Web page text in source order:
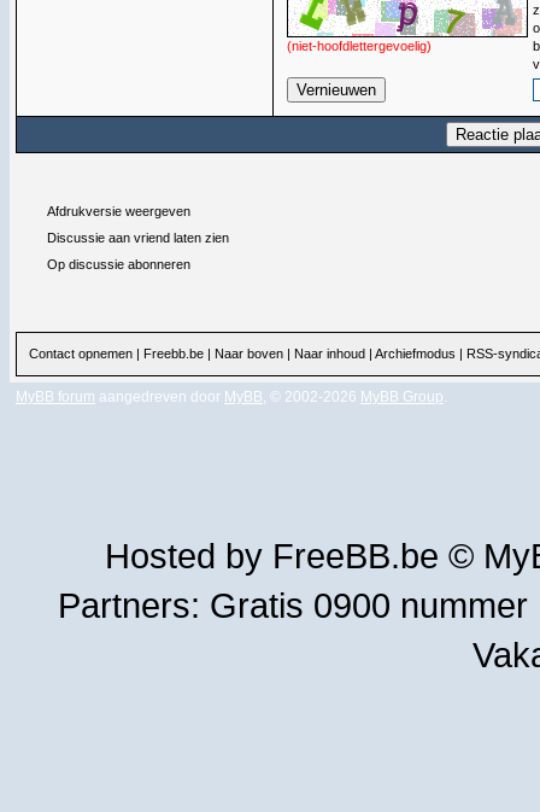
(niet-hoofdlettergevoelig)
Afdrukversie weergeven
Discussie aan vriend laten zien
Op discussie abonneren
Contact opnemen | Freebb.be | Naar boven | Naar inhoud | Archiefmodus | RSS-
MyBB forum aangedreven door MyBB, © 2002-2026 MyBB Group.
Hosted by FreeBB.be ©
Partners: Gratis 0900 nummer